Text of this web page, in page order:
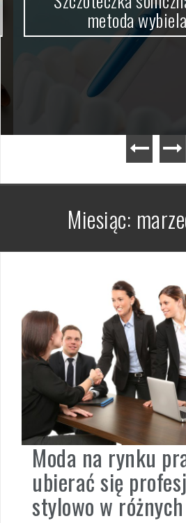
metoda
Miesiąc:
Moda na rynku
ubierać się
stylowo w